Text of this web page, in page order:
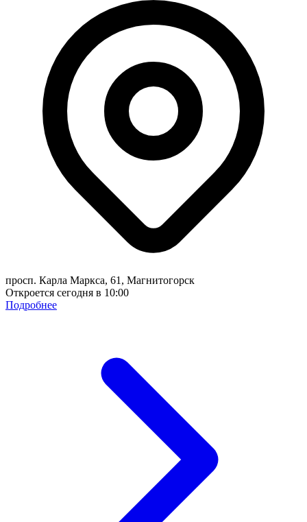
просп. Карла Маркса, 61, Магнитогорск
Откроется сегодня в 10:00
Подробнее